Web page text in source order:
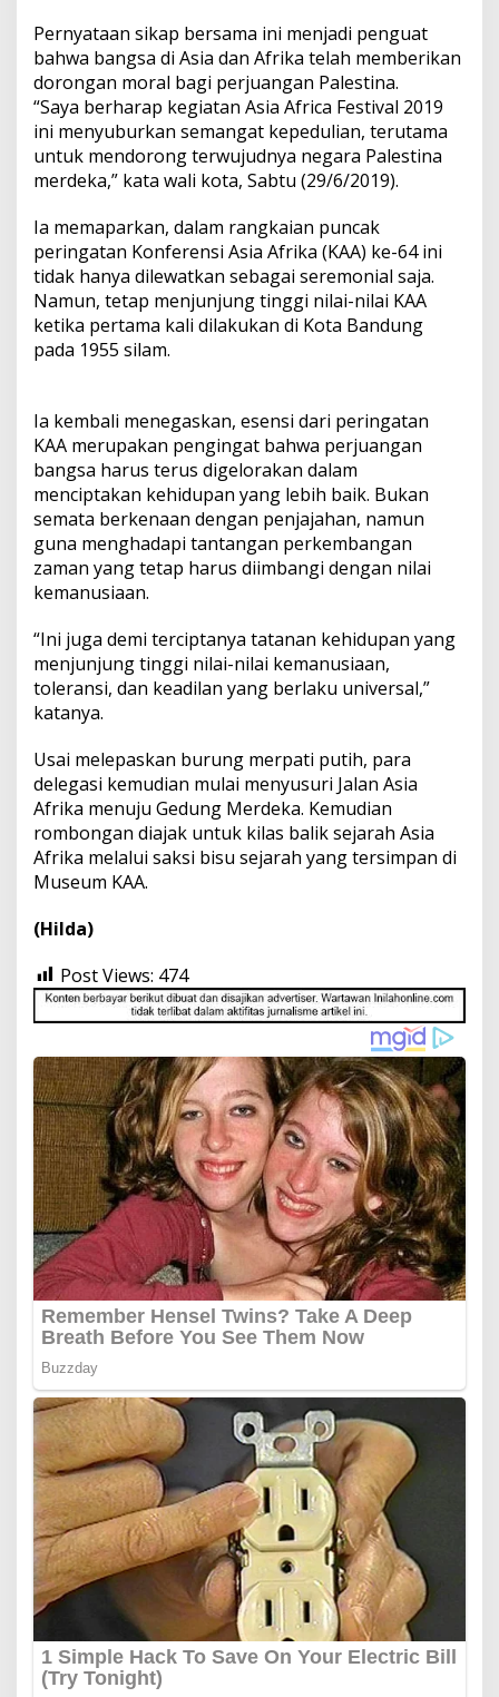
Pernyataan sikap bersama ini menjadi penguat
bahwa bangsa di Asia dan Afrika telah memberikan
dorongan moral bagi perjuangan Palestina.
“Saya berharap kegiatan Asia Africa Festival 2019
ini menyuburkan semangat kepedulian, terutama
untuk mendorong terwujudnya negara Palestina
merdeka,” kata wali kota, Sabtu (29/6/2019).
Ia memaparkan, dalam rangkaian puncak
peringatan Konferensi Asia Afrika (KAA) ke-64 ini
tidak hanya dilewatkan sebagai seremonial saja.
Namun, tetap menjunjung tinggi nilai-nilai KAA
ketika pertama kali dilakukan di Kota Bandung
pada 1955 silam.
Ia kembali menegaskan, esensi dari peringatan
KAA merupakan pengingat bahwa perjuangan
bangsa harus terus digelorakan dalam
menciptakan kehidupan yang lebih baik. Bukan
semata berkenaan dengan penjajahan, namun
guna menghadapi tantangan perkembangan
zaman yang tetap harus diimbangi dengan nilai
kemanusiaan.
“Ini juga demi terciptanya tatanan kehidupan yang
menjunjung tinggi nilai-nilai kemanusiaan,
toleransi, dan keadilan yang berlaku universal,”
katanya.
Usai melepaskan burung merpati putih, para
delegasi kemudian mulai menyusuri Jalan Asia
Afrika menuju Gedung Merdeka. Kemudian
rombongan diajak untuk kilas balik sejarah Asia
Afrika melalui saksi bisu sejarah yang tersimpan di
Museum KAA.
(Hilda)
Post Views: 474